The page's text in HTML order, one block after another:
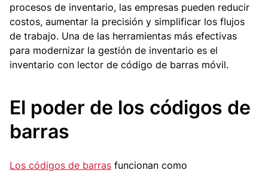
procesos de inventario, las empresas pueden reducir
costos, aumentar la precisión y simplificar los flujos
de trabajo. Una de las herramientas más efectivas
para modernizar la gestión de inventario es el
inventario con lector de código de barras móvil.
El poder de los códigos de
barras
Los códigos de barras funcionan como